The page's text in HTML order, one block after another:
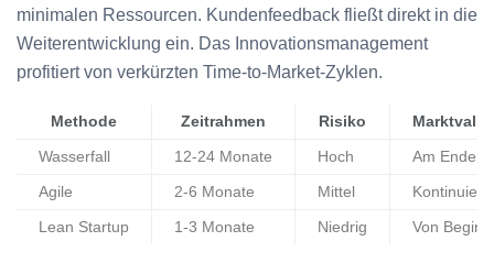
minimalen Ressourcen. Kundenfeedback fließt direkt in die
Weiterentwicklung ein. Das Innovationsmanagement
profitiert von verkürzten Time-to-Market-Zyklen.
Methode Zeitrahmen Risiko
Wasserfall 12-24 Monate Hoch Am Ende
Agile 2-6 Monate Mittel
Lean Startup 1-3 Monate Niedrig Von